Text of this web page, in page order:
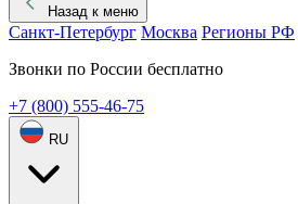
Назад к меню
Санкт-Петербург Москва Регионы РФ
Звонки по России бесплатно
+7 (800) 555-46-75
RU